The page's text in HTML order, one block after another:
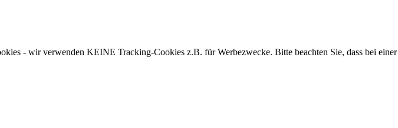
- wir verwenden KEINE Tracking-Cookies z.B. für Werbezwecke. Bitte beachten Sie, dass bei einer